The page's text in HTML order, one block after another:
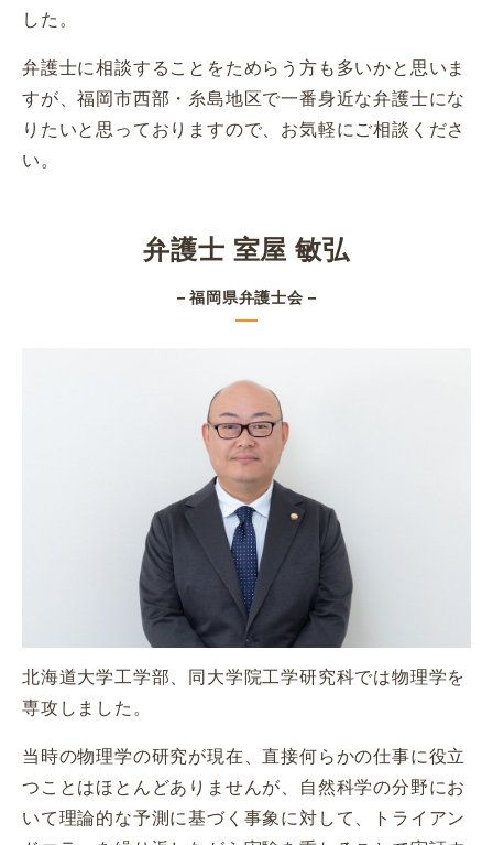
した。
弁護士に相談することをためらう方も多いかと思いま
すが、福岡市西部・糸島地区で一番身近な弁護士にな
りたいと思っておりますので、お気軽にご相談くださ
い。
弁護士 室屋 敏弘
– 福岡県弁護士会 –
北海道大学工学部、同大学院工学研究科では物理学を
専攻しました。
当時の物理学の研究が現在、直接何らかの仕事に役立
つことはほとんどありませんが、自然科学の分野にお
いて理論的な予測に基づく事象に対して、トライアン